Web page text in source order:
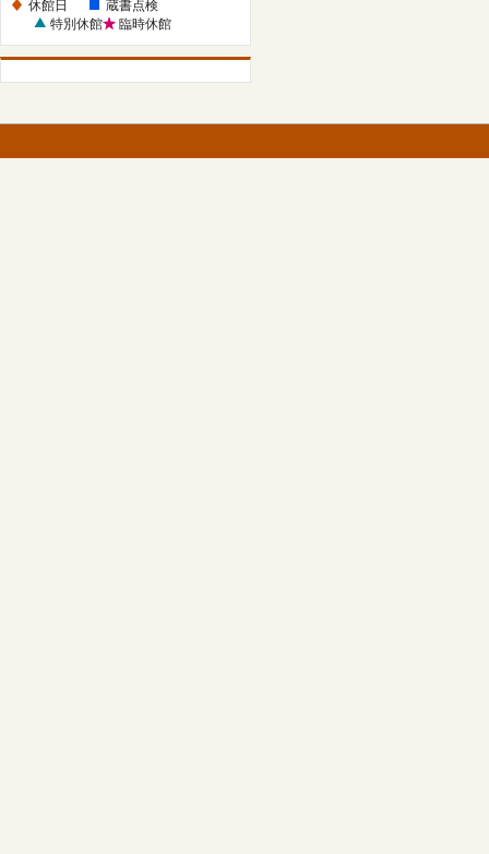
日
休館日
蔵書点検
特別休館
臨時休館